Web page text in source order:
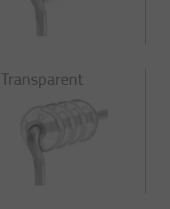
Transparent